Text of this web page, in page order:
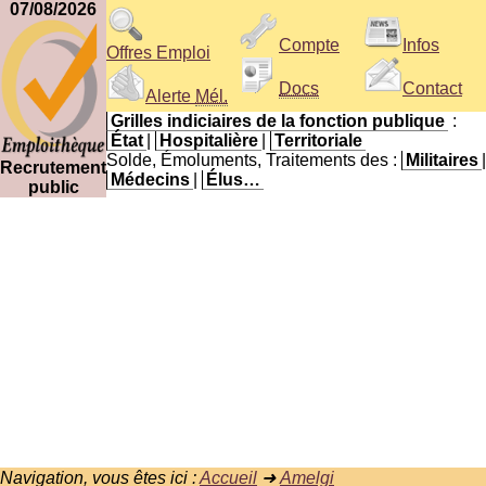
07/08/2026
Recrutement
public
Offres Emploi
Alerte Mél.
Compte
Docs
Infos
Contact
Grilles indiciaires de la fonction publique :
État
Hospitalière
Territoriale
Solde, Émoluments, Traitements des :
Militaires
Médecins
Élus…
Navigation, vous êtes ici :Accueil ➜Amelgi